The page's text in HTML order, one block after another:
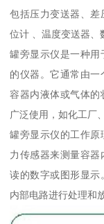
包括压力变送器、差
位计 、温度变送器、
罐旁显示仪是一种用
的仪器。它通常由
容器内液体或气体的
广泛使用，如化工厂
罐旁显示仪的工作原
力传感器来测量容
读的数字或图形显示
内部电路进行处理和